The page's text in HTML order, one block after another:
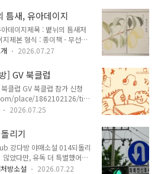
이..
이 이용하기 좋습니다. 강릉
장으로 강원도립대 안에 있고
격은 2026년 기준 세 곳 모두
. 1회 입장 시 2시간까지 이
부터 정각(00분)까지는 휴
공사에서 운영하고 있는데,
틈새, 유아데이지
데이지제목 : 볕뉘의 틈새저
제본 형식 : 종이책 - 무선제
격 : 10,000원발행일 :
강다방 이야기
숲이 되는곳 🌲강원특별자
305-1) 1층, 3층 블로그
스마트스토어
인스타그램
2026.07.27
] GV 북클럽
클럽 GV 북클럽 참가 신청
place/1862102126/tick
자리뷰 84 · 블로그리뷰
: 강다방 이야기공장 3층- 진
리, 최승철 감독- 도서 : 하이
별 도서가 무료 제공됩니다.
클럽 진행 전 읽고 오셔야 합
가 신청이 취소되며, 대기자
2026.07.25
리기
강다방 야매소설 014되돌리
았다만, 유독 더 특별했어
가 지금 시작됩니다.게임을
방소설 2026.07.22